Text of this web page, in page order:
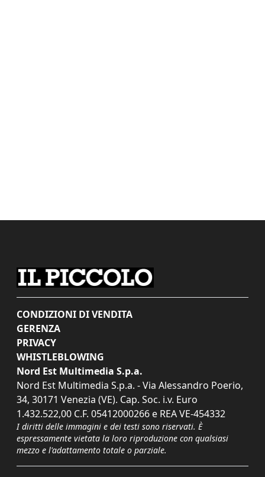
CONDIZIONI DI VENDITA
GERENZA
PRIVACY
WHISTLEBLOWING
Nord Est Multimedia S.p.a.
Nord Est Multimedia S.p.a. - Via Alessandro Poerio,
34, 30171 Venezia (VE). Cap. Soc. i.v. Euro
1.432.522,00 C.F. 05412000266 e REA VE-454332
I diritti delle immagini e dei testi sono riservati. È
espressamente vietata la loro riproduzione con qualsiasi
mezzo e l'adattamento totale o parziale.